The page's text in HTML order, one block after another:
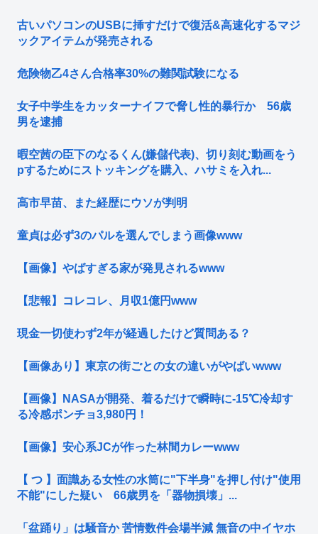
古いパソコンのUSBに挿すだけで復活&高速化するマジ
ックアイテムが発売される
危険物乙4さん合格率30%の難関試験になる
女子中学生をカッターナイフで脅し性的暴行か 56歳
男を逮捕
暇空茜の臣下のなるくん(嫌儲代表)、切り刻む動画をう
pするためにストッキングを購入、ハサミを入れ...
高市早苗、また経歴にウソが判明
童貞は必ず3のパルを選んでしまう画像www
【画像】やばすぎる家が発見されるwww
【悲報】コレコレ、月収1億円www
現金一切使わず2年が経過したけど質問ある？
【画像あり】東京の街ごとの女の違いがやばいwww
【画像】NASAが開発、着るだけで瞬時に-15℃冷却す
る冷感ポンチョ3,980円！
【画像】安心系JCが作った林間カレーwww
【 つ 】面識ある女性の水筒に"下半身"を押し付け"使用
不能"にした疑い 66歳男を「器物損壊」...
「盆踊り」は騒音か 苦情数件会場半減 無音の中イヤホ